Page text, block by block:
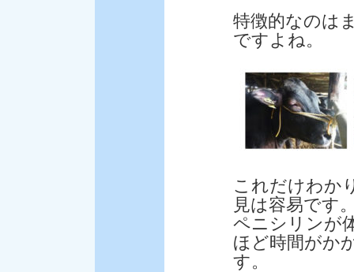
特徴的なのは
ですよね。
これだけわか
見は容易です
ペニシリンが
ほど時間がか
す。